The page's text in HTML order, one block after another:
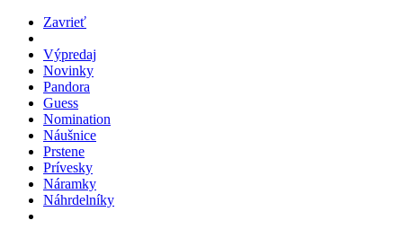
Zavrieť
Výpredaj
Novinky
Pandora
Guess
Nomination
Náušnice
Prstene
Prívesky
Náramky
Náhrdelníky